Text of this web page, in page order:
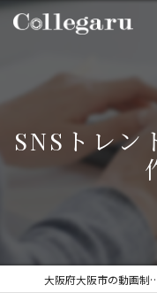
SNSトレン
大阪府大阪市の動画制作